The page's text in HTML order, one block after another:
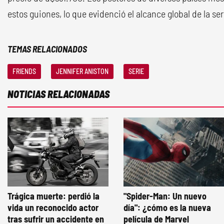
estos guiones, lo que evidenció el alcance global de la
TEMAS RELACIONADOS
FRIENDS JENNIFER ANISTON SERIE
NOTICIAS RELACIONADAS
Trágica muerte: perdió la
vida un reconocido actor
tras sufrir un accidente en
"Spider-Man: Un nuevo
día": ¿cómo es la nueva
película de Marvel